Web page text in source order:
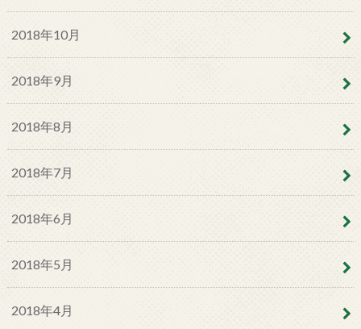
2018年10月
2018年9月
2018年8月
2018年7月
2018年6月
2018年5月
2018年4月